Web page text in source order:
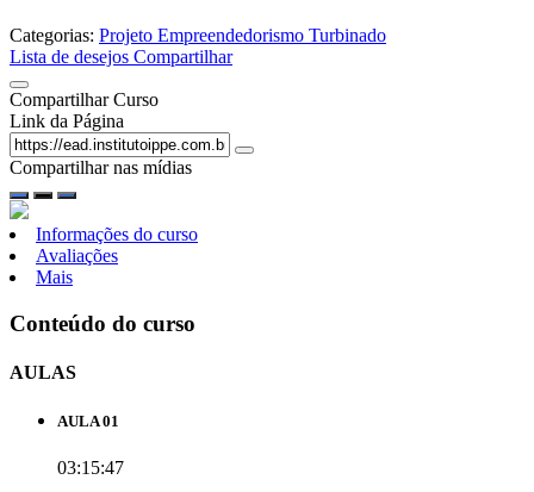
Categorias: Projeto Empreendedorismo Turbinado
Lista de desejos Compartilhar
Compartilhar Curso
Link da Página
Compartilhar nas mídias
Informações do curso
Avaliações
Mais
Conteúdo do curso
AULAS
AULA 01
03:15:47